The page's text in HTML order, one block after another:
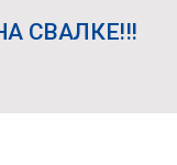
СВАЛКЕ!!!